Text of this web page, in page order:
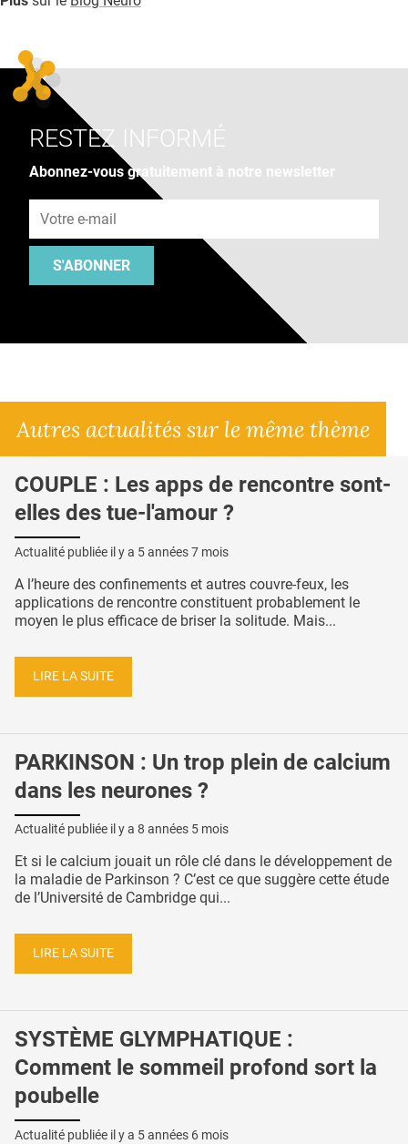
RESTEZ INFORMÉ
Abonnez-vous gratuitement à notre newsletter
S'ABONNER
Autres actualités sur le même thème
COUPLE : Les apps de rencontre sont-
elles des tue-l'amour ?
Actualité publiée il y a 5 années 7 mois
A l’heure des confinements et autres couvre-feux, les
applications de rencontre constituent probablement le
moyen le plus efficace de briser la solitude. Mais...
LIRE LA SUITE
PARKINSON : Un trop plein de calcium
dans les neurones ?
Actualité publiée il y a 8 années 5 mois
Et si le calcium jouait un rôle clé dans le développement de
la maladie de Parkinson ? C’est ce que suggère cette étude
de l’Université de Cambridge qui...
LIRE LA SUITE
SYSTÈME GLYMPHATIQUE :
Comment le sommeil profond sort la
poubelle
Actualité publiée il y a 5 années 6 mois